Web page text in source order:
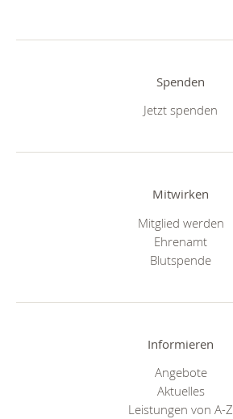
Spenden
Jetzt spenden
Mitwirken
Mitglied werden
Ehrenamt
Blutspende
Informieren
Angebote
Aktuelles
Leistungen von A-Z